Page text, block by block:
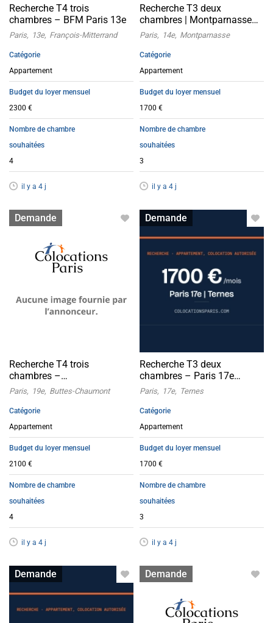
Recherche T4 trois
chambres – BFM Paris 13e
Paris 13e François-Mitterrand
Catégorie
Appartement
Budget du loyer mensuel
2300 €
Nombre de chambre
souhaitées
4
il y a 4 j
Recherche T3 deux
chambres | Montparnasse
Paris 14
Paris 14e Montparnasse
Catégorie
Appartement
Budget du loyer mensuel
1700 €
Nombre de chambre
souhaitées
3
il y a 4 j
Demande
Appartement avec colocation
acceptée
Recherche T4 trois
chambres –
Buttes‑Chaumont 19e
Paris 19e Buttes-Chaumont
Catégorie
Appartement
Budget du loyer mensuel
2100 €
Nombre de chambre
souhaitées
4
il y a 4 j
Demande
Appartement avec colocation
acceptée
Recherche T3 deux
chambres – Paris 17e
Ternes
Paris 17e Ternes
Catégorie
Appartement
Budget du loyer mensuel
1700 €
Nombre de chambre
souhaitées
3
il y a 4 j
Demande
Appartement avec colocation
acceptée
Demande
Appartement avec colocation
acceptée